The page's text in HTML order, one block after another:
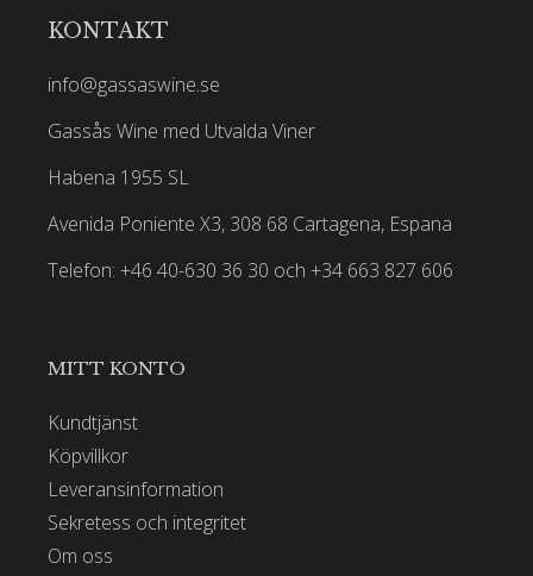
KONTAKT
info@gassaswine.se
Gassås Wine med Utvalda Viner
Habena 1955 SL
Avenida Poniente X3, 308 68 Cartagena, Espana
Telefon: +46 40-630 36 30 och +34 663 827 606
MITT KONTO
Kundtjänst
Köpvillkor
Leveransinformation
Sekretess och integritet
Om oss